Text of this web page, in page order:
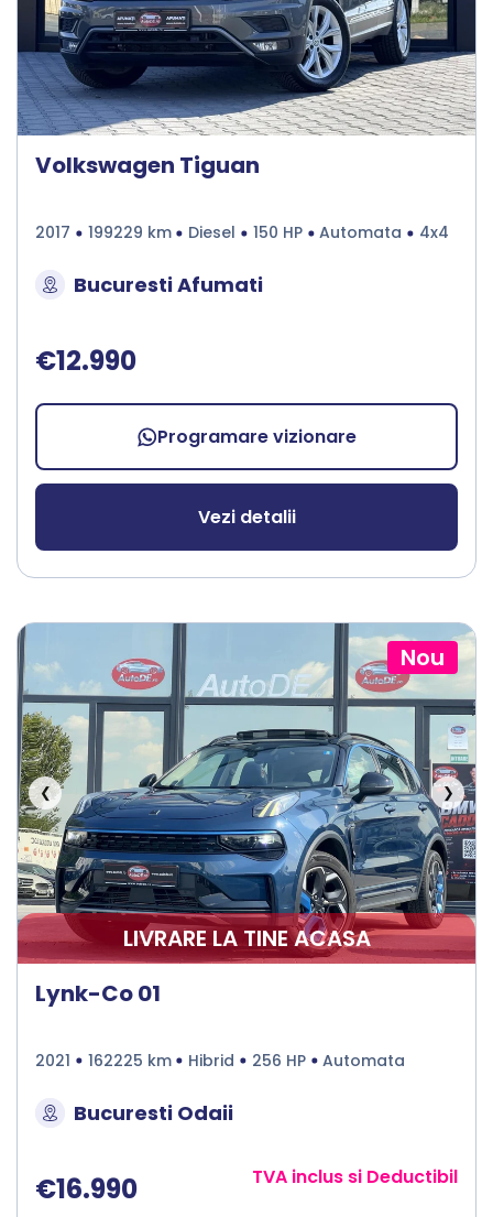
Volkswagen Tiguan
2017 199229 km Diesel 150 HP Automata 4x4
Bucuresti Afumati
€12.990
Programare vizionare
Vezi detalii
Nou
❮ ❯
LIVRARE LA TINE ACASA
Lynk-Co 01
2021 162225 km Hibrid 256 HP Automata
Bucuresti Odaii
€16.990 TVA inclus si Deductibil